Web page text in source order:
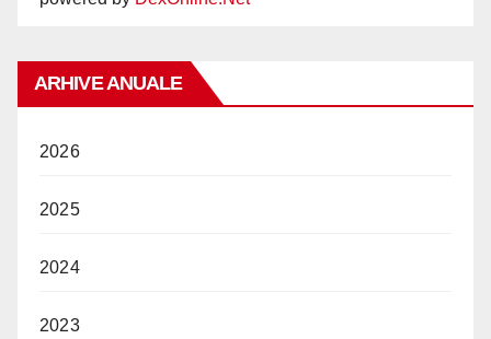
ARHIVE ANUALE
2026
2025
2024
2023